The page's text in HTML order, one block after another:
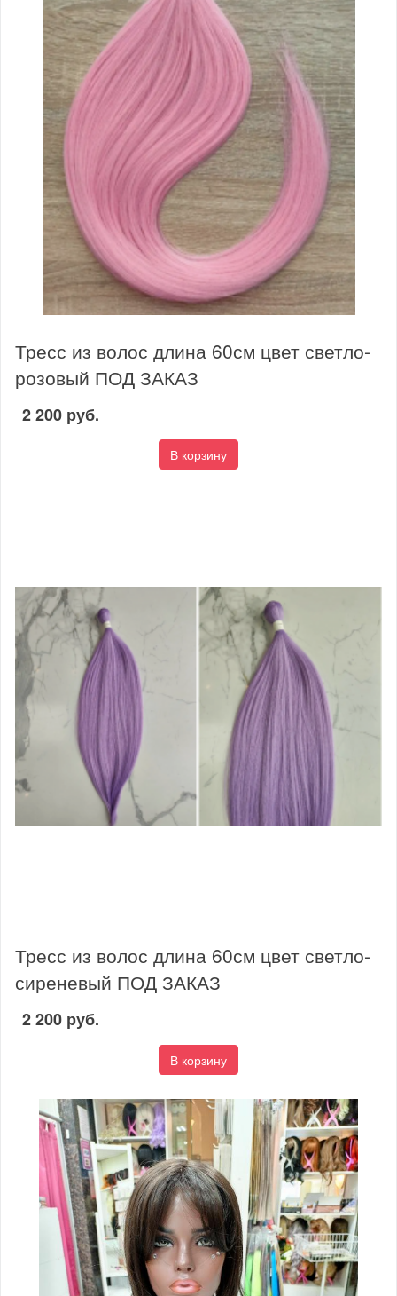
Тресс из волос длина 60см цвет светло-
розовый ПОД ЗАКАЗ
2 200 руб.
В корзину
Тресс из волос длина 60см цвет светло-
сиреневый ПОД ЗАКАЗ
2 200 руб.
В корзину